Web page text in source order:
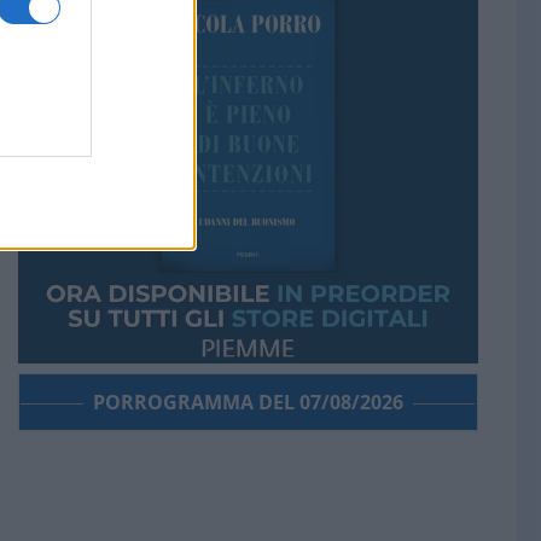
PORROGRAMMA DEL 07/08/2026